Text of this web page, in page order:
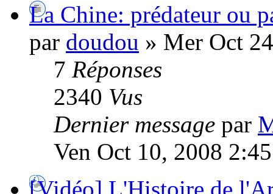
La Chine: prédateur ou
par doudou » Mer Oct
7 Réponses
2340 Vus
Dernier message par
Ven Oct 10, 2008
[Vidéo] L'Histoire de